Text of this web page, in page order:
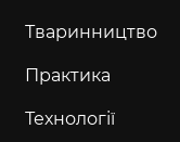
Тваринництво
Практика
Технології